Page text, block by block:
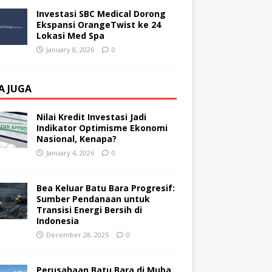
Investasi SBC Medical Dorong
Ekspansi OrangeTwist ke 24
Lokasi Med Spa
January 8, 2026 0
JUGA
Nilai Kredit Investasi Jadi
Indikator Optimisme Ekonomi
Nasional, Kenapa?
January 4, 2026 0
Bea Keluar Batu Bara Progresif:
Sumber Pendanaan untuk
Transisi Energi Bersih di
Indonesia
December 28, 2025 0
Perusahaan Batu Bara di Muba